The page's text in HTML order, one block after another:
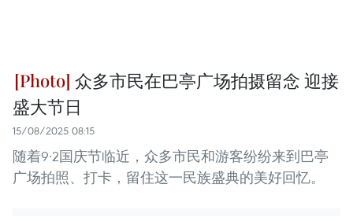
众多市民在巴亭广场拍摄留念 迎接
盛大节日
15/08/2025 08:15
随着9·2国庆节临近，众多市民和游客纷纷来到巴亭
广场拍照、打卡，留住这一民族盛典的美好回忆。